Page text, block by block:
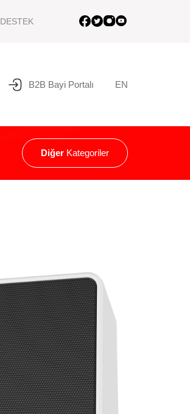
DESTEK
B2B Bayi Portalı EN
Diğer Kategoriler